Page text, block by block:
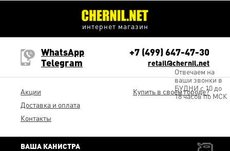
интернет магазин
Акции
Доставка и оплата
Контакты
WhatsApp
Telegram
retail@chernil.net
+7 (499) 647-47-30
Отвечаем на
ваши звонки в
БУДНИ с 10 до
18 часов по МСК
Купить в своем городе?
ВАША КАНИСТРА